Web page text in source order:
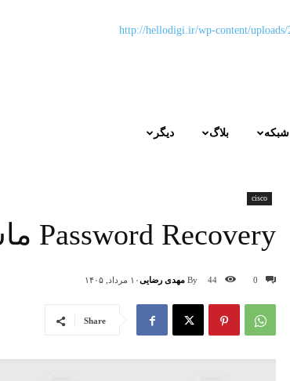
دیگر بلاگ شبکه
cisco
Password Recovery ماشین ISEv2
By مهدی رضایی۱۰ مرداد, ۱۴۰۵ 0
44
Share